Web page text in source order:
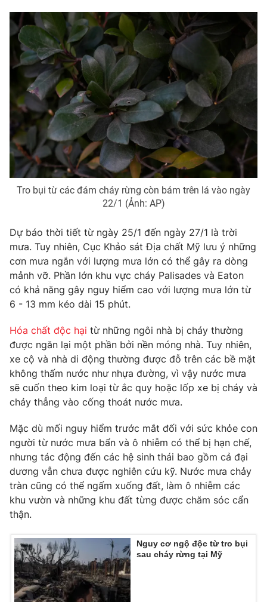
Tổng Biên tập:Vũ Thanh Thủy
Phó Tổng Biên tập:Nguyễn Thị Mỹ Hạnh, Phạm Quốc Thắng,
Nguyễn Trọng Ninh
Tổng đài VTV:024.38 355 931 - 024.38 355 932
Ðiện thoại Thời báo VTV: 024.66 897 897
Email:toasoan@vtv.vn
Liên hệ quảng cáo:024-7300.7108
® Cấm sao chép dưới mọi hình thức nếu không có sự chấp
thuận bằng văn bản. Ghi rõ nguồn VTV.vn khi phát hành lại
thông tin từ website này.
Tro bụi từ các đám cháy rừng còn bám trên lá vào ngày
22/1 (Ảnh: AP)
Dự báo thời tiết từ ngày 25/1 đến ngày 27/1 là trời
mưa. Tuy nhiên, Cục Khảo sát Địa chất Mỹ lưu ý những
cơn mưa ngắn với lượng mưa lớn có thể gây ra dòng
mảnh vỡ. Phần lớn khu vực cháy Palisades và Eaton
có khả năng gây nguy hiểm cao với lượng mưa lớn từ
6 - 13 mm kéo dài 15 phút.
Hóa chất độc hại từ những ngôi nhà bị cháy thường
được ngăn lại một phần bởi nền móng nhà. Tuy nhiên,
xe cộ và nhà di động thường được đỗ trên các bề mặt
không thấm nước như nhựa đường, vì vậy nước mưa
sẽ cuốn theo kim loại từ ắc quy hoặc lốp xe bị cháy và
chảy thẳng vào cống thoát nước mưa.
Mặc dù mối nguy hiểm trước mắt đối với sức khỏe con
người từ nước mưa bẩn và ô nhiễm có thể bị hạn chế,
nhưng tác động đến các hệ sinh thái bao gồm cả đại
dương vẫn chưa được nghiên cứu kỹ. Nước mưa chảy
tràn cũng có thể ngấm xuống đất, làm ô nhiễm các
khu vườn và những khu đất từng được chăm sóc cẩn
thận.
Nguy cơ ngộ độc từ tro bụi
sau cháy rừng tại Mỹ